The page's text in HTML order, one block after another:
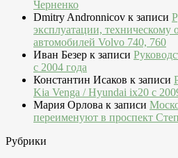
Черненко
Dmitry Andronnicov к записи
эксплуатации,
автомобилей Volvo 740, 760
Иван Безер к записи
c 2004 года
Константин Исаков к записи
Kia Venga / Hyundai ix20 c
Мария Орлова к записи
переименуют в проспект
Рубрики